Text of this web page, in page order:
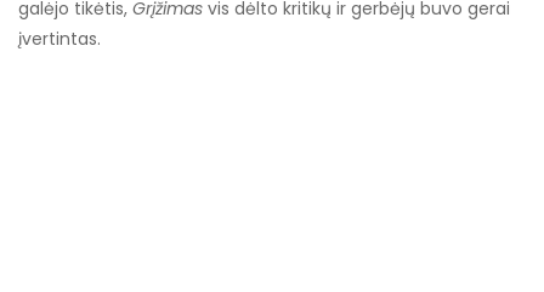
galėjo tikėtis, Grįžimas vis dėlto kritikų ir gerbėjų buvo gerai
įvertintas.